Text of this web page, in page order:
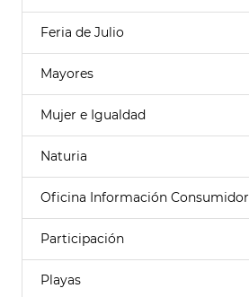
Feria de Julio
Mayores
Mujer e Igualdad
Naturia
Oficina Información Consumidor
Participación
Playas